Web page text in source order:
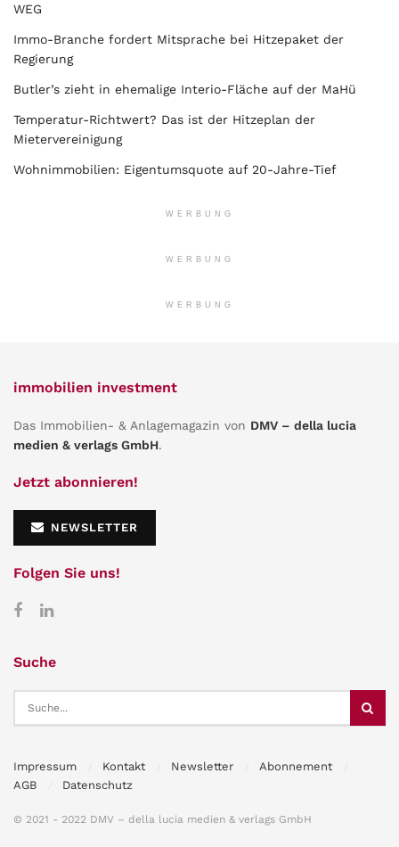
WEG
Immo-Branche fordert Mitsprache bei Hitzepaket der
Regierung
Butler’s zieht in ehemalige Interio-Fläche auf der MaHü
Temperatur-Richtwert? Das ist der Hitzeplan der
Mietervereinigung
Wohnimmobilien: Eigentumsquote auf 20-Jahre-Tief
WERBUNG
WERBUNG
WERBUNG
immobilien investment
Das Immobilien- & Anlagemagazin von DMV – della lucia
medien & verlags GmbH.
Jetzt abonnieren!
NEWSLETTER
Folgen Sie uns!
Suche
Impressum Kontakt Newsletter
Abonnement
AGB
Datenschutz
© 2021 - 2022 DMV – della lucia medien & verlags GmbH